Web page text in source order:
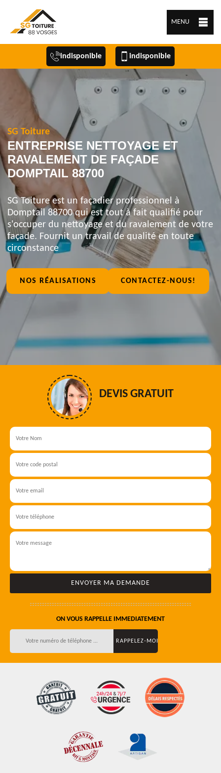
MENU
indisponible indisponible
SG Toiture
ENTREPRISE NETTOYAGE ET
RAVALEMENT DE FAÇADE
DOMPTAIL 88700
SG Toiture est un façadier professionnel à
Domptail 88700 qui est tout à fait qualifié pour
s'occuper du nettoyage et du ravalement de votre
façade. Fournit un travail de qualité en toute
circonstance
NOS RÉALISATIONS CONTACTEZ-NOUS!
DEVIS GRATUIT
ON VOUS RAPPELLE IMMEDIATEMENT